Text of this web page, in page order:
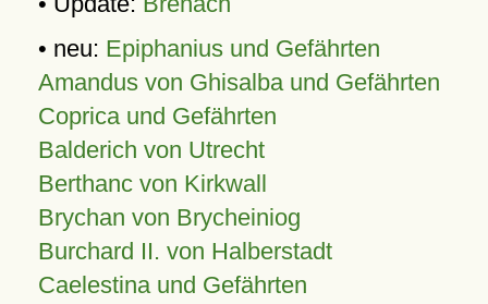
• neu: Epiphanius und Gefährten
Amandus von Ghisalba und Gefährten
Coprica und Gefährten
Balderich von Utrecht
Berthanc von Kirkwall
Brychan von Brycheiniog
Burchard II. von Halberstadt
Caelestina und Gefährten